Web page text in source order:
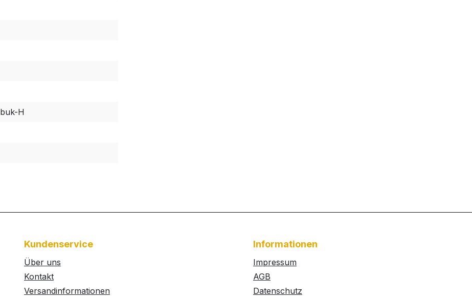
H
Kundenservice
Über uns
Kontakt
Versandinformationen
Informationen
Impressum
AGB
Datenschutz